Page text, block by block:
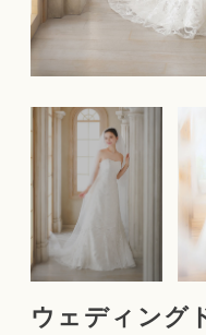
ウェディング